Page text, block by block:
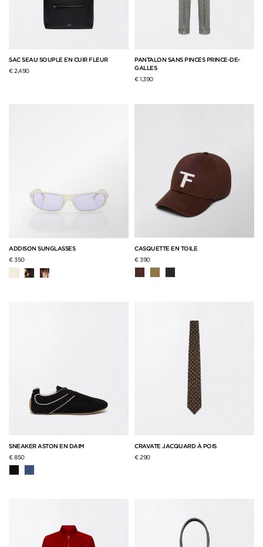
SAC SEAU SOUPLE EN CUIR FLEUR
€ 2,490
PANTALON SANS PINCES PRINCE-DE-
GALLES
€ 1,390
ADDISON SUNGLASSES
€ 350
CASQUETTE EN TOILE
€ 390
SNEAKER ASTON EN DAIM
€ 850
CRAVATE JACQUARD À POIS
€ 290